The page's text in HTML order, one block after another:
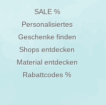
SALE %
Personalisiertes
Geschenke finden
Shops entdecken
Material entdecken
Rabattcodes %